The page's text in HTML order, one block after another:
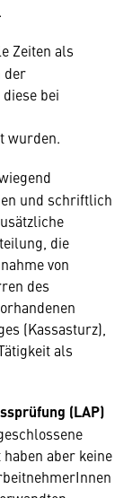
Zeiten als
der
bei
wurden.
und schriftlich
die
von
des
(Kassasturz),
als
(LAP)
aber keine